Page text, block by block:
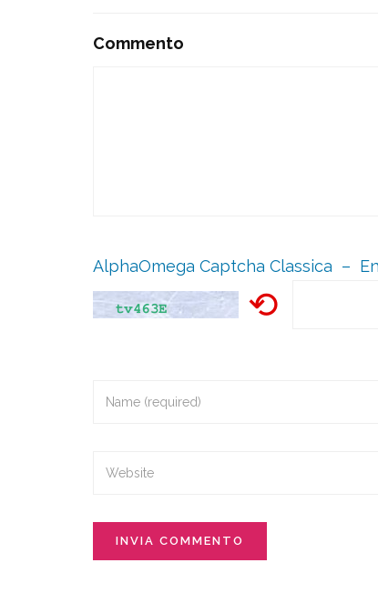
Commento
AlphaOmega Captcha Classica –
⟲
INVIA COMMENTO